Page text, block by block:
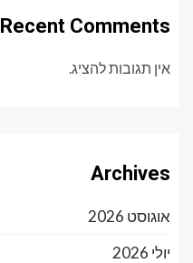
Recent Comments
אין תגובות להציג.
Archives
אוגוסט 2026
יולי 2026